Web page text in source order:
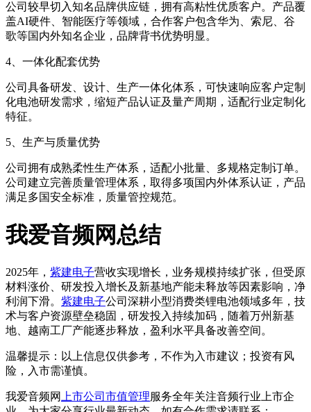
公司较早切入知名品牌供应链，拥有高粘性优质客户。产品覆
盖AI硬件、智能医疗等领域，合作客户包含华为、索尼、谷
歌等国内外知名企业，品牌背书优势明显。
4、一体化配套优势
公司具备研发、设计、生产一体化体系，可快速响应客户定制
化电池研发需求，缩短产品认证及量产周期，适配行业定制化
特征。
5、生产与质量优势
公司拥有成熟柔性生产体系，适配小批量、多规格定制订单。
公司建立完善质量管理体系，取得多项国内外体系认证，产品
满足多国安全标准，质量管控规范。
我爱音频网总结
2025年， 紫建电子营收实现增长，业务规模持续扩张，但受原
材料涨价、研发投入增长及新基地产能未释放等因素影响，净
利润下滑。 紫建电子公司深耕小型消费类锂电池领域多年，技
术与客户资源壁垒稳固，研发投入持续加码，随着万州新基
地、越南工厂产能逐步释放，盈利水平具备改善空间。
温馨提示：以上信息仅供参考，不作为入市建议；投资有风
险，入市需谨慎。
我爱音频网 上市公司 市值管理服务全年关注音频行业上市企